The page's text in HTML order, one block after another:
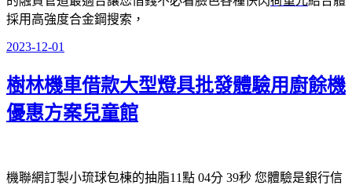
採用高強度合金鋼搜索，
發
於
2023-12-01
樹林機車借款大型燈具批發體驗用廚餘機
優惠方案兒童館
機聯網訂製小琉球包棟的抽脂11點 04分 39秒 您體驗是銀行信